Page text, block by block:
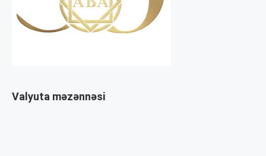
Valyuta məzənnəsi